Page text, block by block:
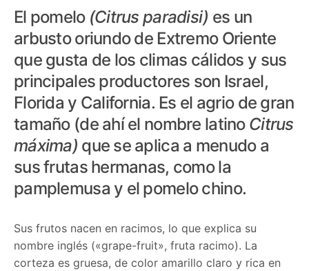
El pomelo (Citrus paradisi) es un
arbusto oriundo de Extremo Oriente
que gusta de los climas cálidos y sus
principales productores son Israel,
Florida y California. Es el agrio de gran
tamaño (de ahí el nombre latino Citrus
máxima) que se aplica a menudo a
sus frutas hermanas, como la
pamplemusa y el pomelo chino.
Sus frutos nacen en racimos, lo que explica su
nombre inglés («grape-fruit», fruta racimo). La
corteza es gruesa, de color amarillo claro y rica en